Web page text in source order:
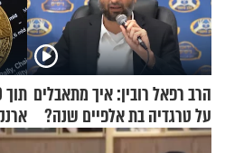
הרב רפאל רובין: איך מתאבלים
על טרגדיה בת אלפיים שנה?
דולר